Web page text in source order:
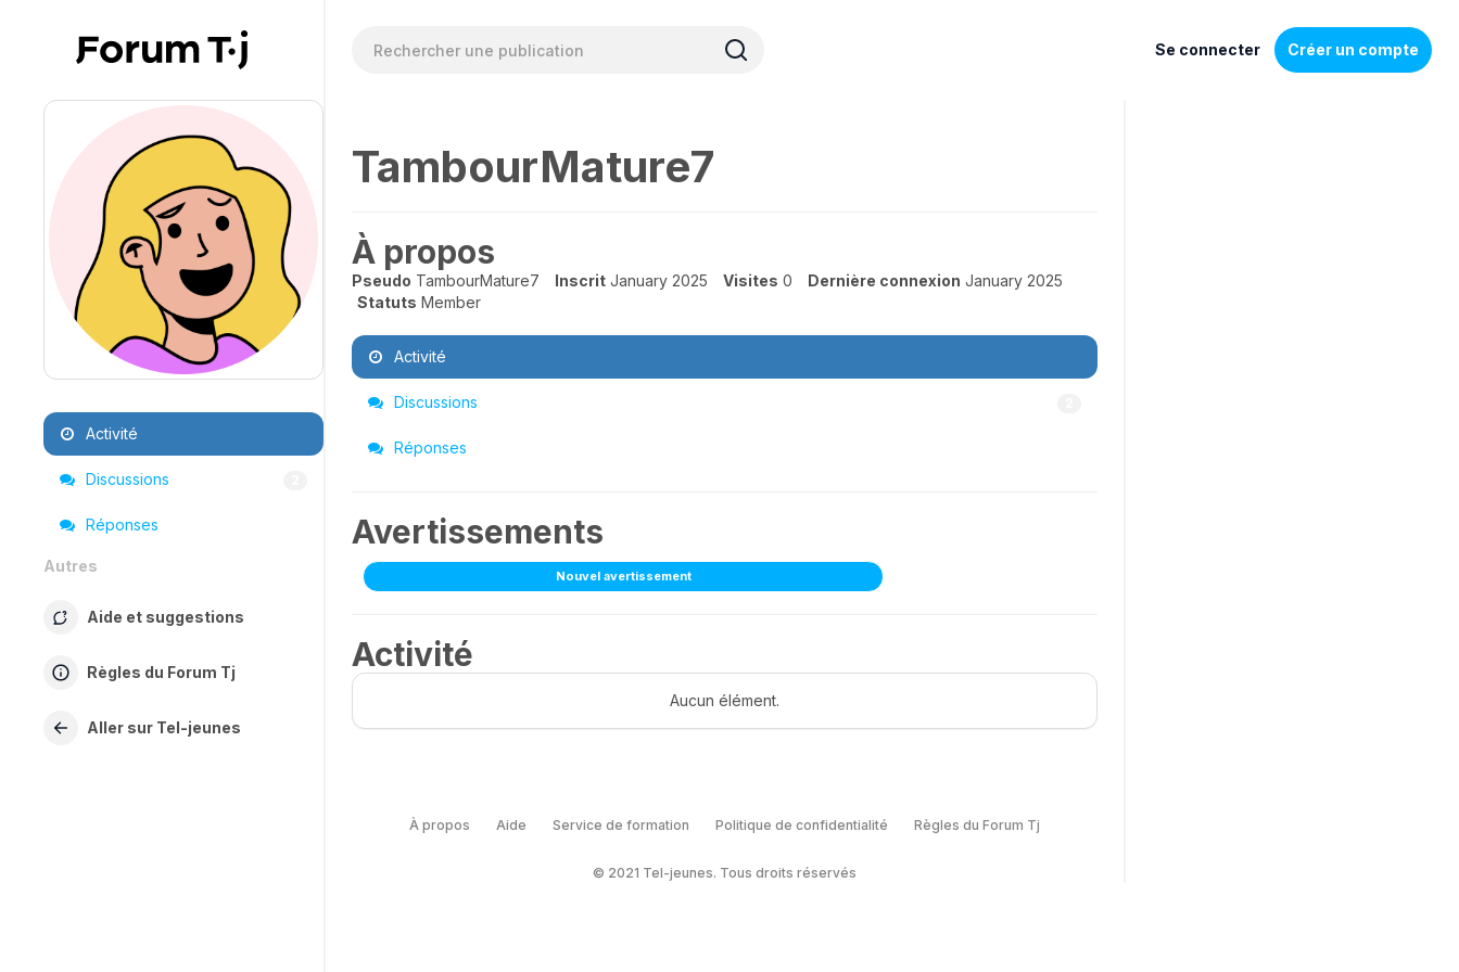
Se connecter Créer un compte
Activité
Discussions
Réponses
Autres
Aide et suggestions
Règles du Forum Tj
Aller sur Tel-jeunes
TambourMature7
À propos
Pseudo TambourMature7 Inscrit January 2025 Visites 0 Dernière connexion January 2025
Statuts Member
Activité
Discussions
Réponses
Avertissements
Nouvel avertissement
Activité
Aucun élément.
À propos Aide Service de formation Politique de confidentialité Règles du Forum Tj
© 2021 Tel-jeunes. Tous droits réservés